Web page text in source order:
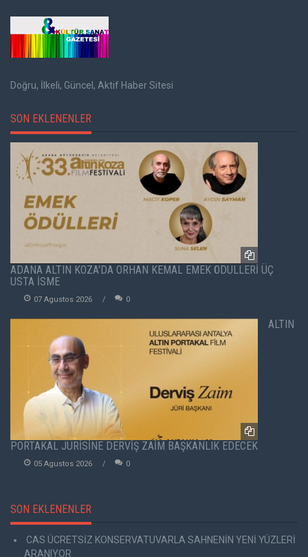
Doğru, İlkeli, Güncel, Aktif Haber Sitesi
SON EKLENENLER
ADANA ALTIN KOZA'DA ORHAN KEMAL EMEK ÖDÜLLERİ ÜÇ
USTA İSME
07 Agustos 2026 0
ALTIN
PORTAKAL JÜRİSİNE DERVİŞ ZAİM BAŞKANLIK EDECEK
05 Agustos 2026 0
SON EKLENENLER
CAS ÜCRETSİZ KONSERVATUVARLA SAHNENİN YENİ YÜZLERİ
ARANIYOR